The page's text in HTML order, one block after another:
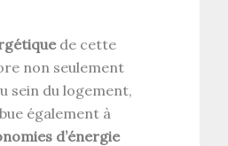
de cette
non seulement
sein du logement,
également à
d’énergie